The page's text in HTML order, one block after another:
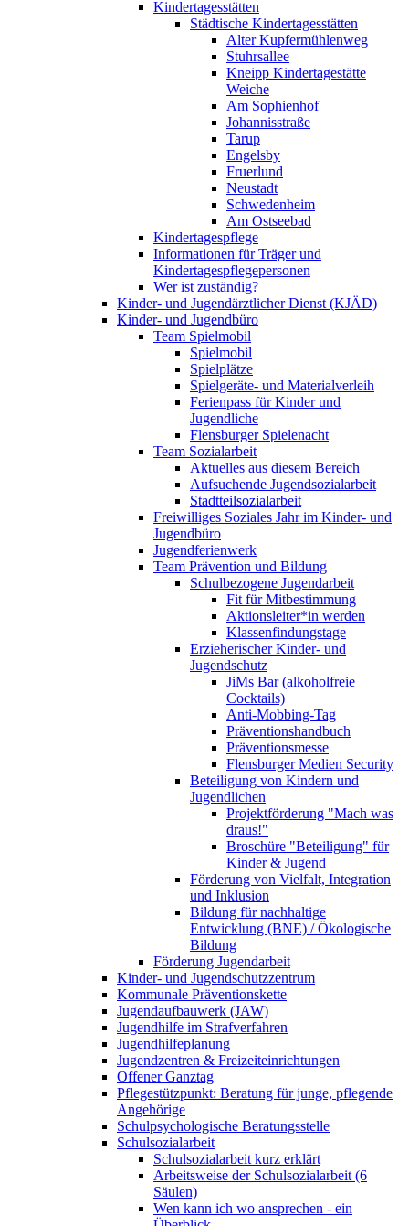
Kindertagesstätten
Städtische Kindertagesstätten
Alter Kupfermühlenweg
Stuhrsallee
Kneipp Kindertagestätte
Weiche
Am Sophienhof
Johannisstraße
Tarup
Engelsby
Fruerlund
Neustadt
Schwedenheim
Am Ostseebad
Kindertagespflege
Informationen für Träger und
Kindertagespflegepersonen
Wer ist zuständig?
Kinder- und Jugendärztlicher Dienst (KJÄD)
Kinder- und Jugendbüro
Team Spielmobil
Spielmobil
Spielplätze
Spielgeräte- und Materialverleih
Ferienpass für Kinder und
Jugendliche
Flensburger Spielenacht
Team Sozialarbeit
Aktuelles aus diesem Bereich
Aufsuchende Jugendsozialarbeit
Stadtteilsozialarbeit
Freiwilliges Soziales Jahr im Kinder- und
Jugendbüro
Jugendferienwerk
Team Prävention und Bildung
Schulbezogene Jugendarbeit
Fit für Mitbestimmung
Aktionsleiter*in werden
Klassenfindungstage
Erzieherischer Kinder- und
Jugendschutz
JiMs Bar (alkoholfreie
Cocktails)
Anti-Mobbing-Tag
Präventionshandbuch
Präventionsmesse
Flensburger Medien Security
Beteiligung von Kindern und
Jugendlichen
Projektförderung "Mach was
draus!"
Broschüre "Beteiligung" für
Kinder & Jugend
Förderung von Vielfalt, Integration
und Inklusion
Bildung für nachhaltige
Entwicklung (BNE) / Ökologische
Bildung
Förderung Jugendarbeit
Kinder- und Jugendschutzzentrum
Kommunale Präventionskette
Jugendaufbauwerk (JAW)
Jugendhilfe im Strafverfahren
Jugendhilfeplanung
Jugendzentren & Freizeiteinrichtungen
Offener Ganztag
Pflegestützpunkt: Beratung für junge, pflegende
Angehörige
Schulpsychologische Beratungsstelle
Schulsozialarbeit
Schulsozialarbeit kurz erklärt
Arbeitsweise der Schulsozialarbeit (6
Säulen)
Wen kann ich wo ansprechen - ein